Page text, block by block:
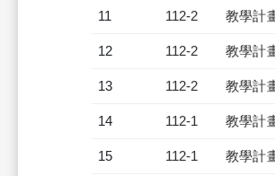
11 112-2 教學計
12 112-2 教學計
13 112-2 教學計
14 112-1 教學計
15 112-1 教學計